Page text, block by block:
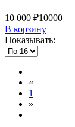
10 000 ₽10000
В корзину
Показывать:
«
1
»